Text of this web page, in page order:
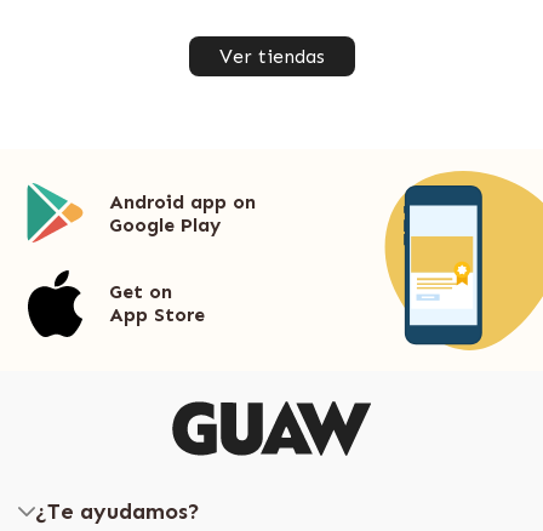
Ver tiendas
Android app on
Google Play
Get on
App Store
¿Te ayudamos?